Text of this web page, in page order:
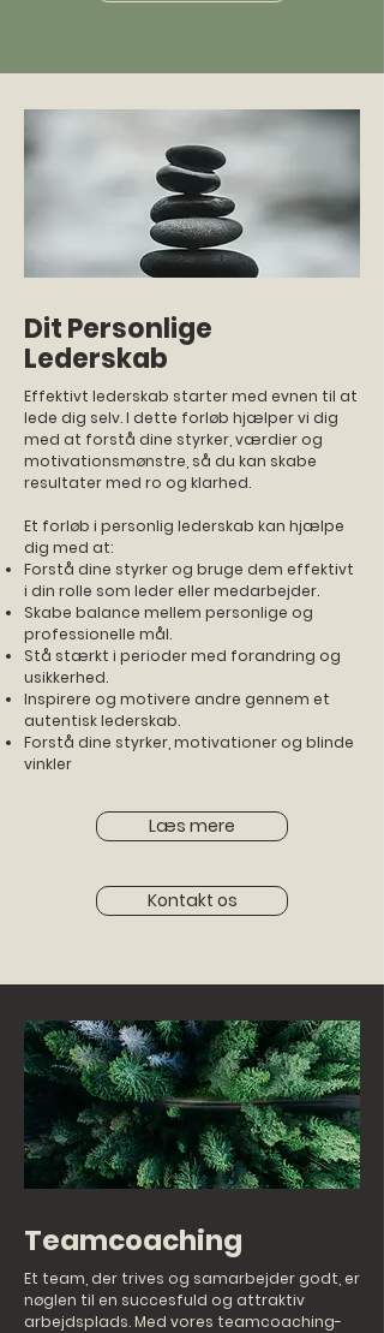
Dit Personlige
Lederskab
Effektivt lederskab starter med evnen til at
lede dig selv. I dette forløb hjælper vi dig
med at forstå dine styrker, værdier og
motivationsmønstre, så du kan skabe
resultater med ro og klarhed.
Et forløb i personlig lederskab kan hjælpe
dig med at:
Forstå dine styrker og bruge dem effektivt
i din rolle som leder eller medarbejder.
Skabe balance mellem personlige og
professionelle mål.
Stå stærkt i perioder med forandring og
usikkerhed.
Inspirere og motivere andre gennem et
autentisk lederskab.
Forstå dine styrker, motivationer og blinde
vinkler
Læs mere
Kontakt os
Teamcoaching
Et team, der trives og samarbejder godt, er
nøglen til en succesfuld og attraktiv
arbejdsplads. Med vores teamcoaching-